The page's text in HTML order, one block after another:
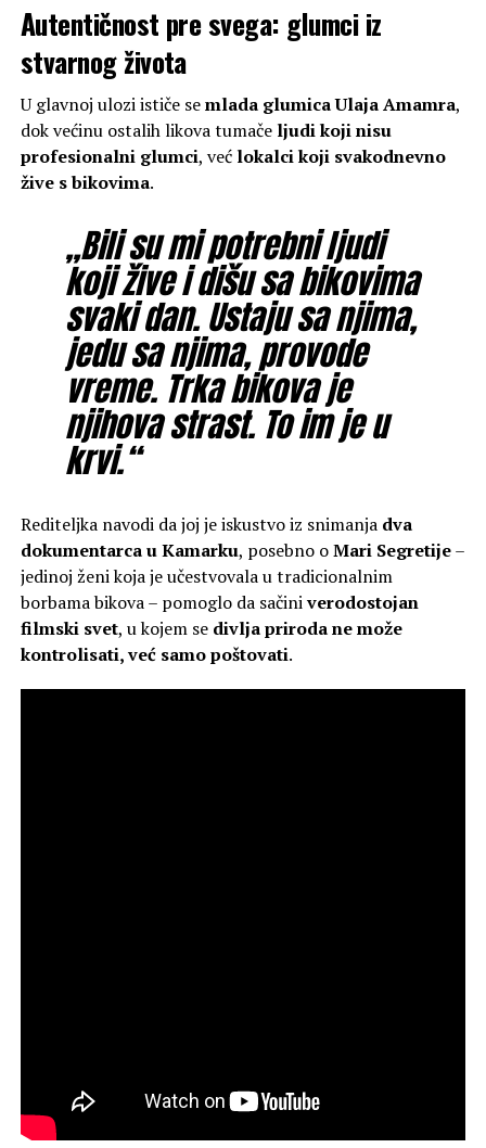
Autentičnost pre svega: glumci iz
stvarnog života
U glavnoj ulozi ističe semlada glumica Ulaja Amamra,
dok većinu ostalih likova tumače ljudi koji nisu
profesionalni glumci, već lokalci koji svakodnevno
žive s bikovima.
„Bili su mi potrebni ljudi
koji žive i dišu sa bikovima
svaki dan. Ustaju sa njima,
jedu sa njima, provode
vreme. Trka bikova je
njihova strast. To im je u
krvi.“
Rediteljka navodi da joj je iskustvo iz snimanja dva
dokumentarca u Kamarku, posebno oMari Segretije–
jedinoj ženi koja je učestvovala u tradicionalnim
borbama bikova – pomoglo da sačiniverodostojan
filmski svet, u kojem se divlja priroda ne može
kontrolisati, već samo poštovati.